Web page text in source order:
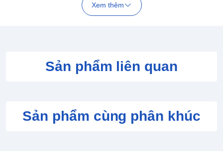
Đĩa game EA SPORTS FC 25 sẽ phát hành chính thức
Xem thêm
Sản phẩm liên quan
Sản phẩm cùng phân khúc